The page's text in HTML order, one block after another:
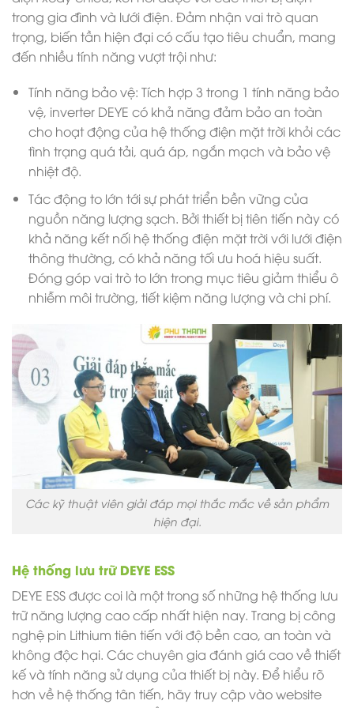
trong gia đình và lưới điện. Đảm nhận vai trò quan
trọng, biến tần hiện đại có cấu tạo tiêu chuẩn, mang
đến nhiều tính năng vượt trội như:
Tính năng bảo vệ: Tích hợp 3 trong 1 tính năng bảo
vệ, inverter DEYE có khả năng đảm bảo an toàn
cho hoạt động của hệ thống điện mặt trời khỏi các
tình trạng quá tải, quá áp, ngắn mạch và bảo vệ
nhiệt độ.
Tác động to lớn tới sự phát triển bền vững của
nguồn năng lượng sạch. Bởi thiết bị tiên tiến này có
khả năng kết nối hệ thống điện mặt trời với lưới điện
thông thường, có khả năng tối ưu hoá hiệu suất.
Đóng góp vai trò to lớn trong mục tiêu giảm thiểu ô
nhiễm môi trường, tiết kiệm năng lượng và chi phí.
Các kỹ thuật viên giải đáp mọi thắc mắc về sản phẩm
hiện đại.
Hệ thống lưu trữ DEYE ESS
DEYE ESS được coi là một trong số những hệ thống lưu
trữ năng lượng cao cấp nhất hiện nay. Trang bị công
nghệ pin Lithium tiên tiến với độ bền cao, an toàn và
không độc hại. Các chuyên gia đánh giá cao về thiết
kế và tính năng sử dụng của thiết bị này. Để hiểu rõ
hơn về hệ thống tân tiến, hãy truy cập vào website